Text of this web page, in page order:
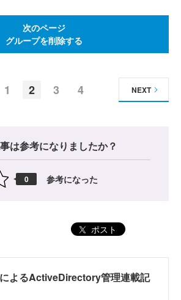
次のページ
グループを削除する
1 2 3 4 NEXT
は参考になりましたか？
0 参考になった
ポスト
よるActiveDirectory管理連載記